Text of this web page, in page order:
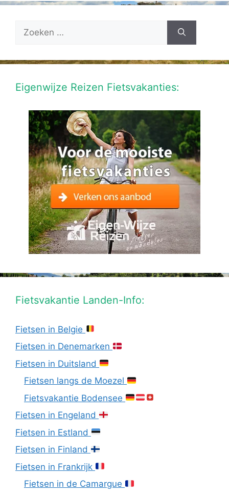
naar:
Eigenwijze Reizen Fietsvakanties:
Fietsvakantie Landen-Info:
Fietsen in Belgie
Fietsen in Denemarken
Fietsen in Duitsland
Fietsen langs de Moezel
Fietsvakantie Bodensee
Fietsen in Engeland
Fietsen in Estland
Fietsen in Finland
Fietsen in Frankrijk
Fietsen in de Camargue